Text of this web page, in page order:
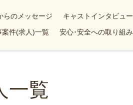
らのメッセージ
キャストインタビュー
案件(求人)一覧 安心･安全への取り組み
一覧